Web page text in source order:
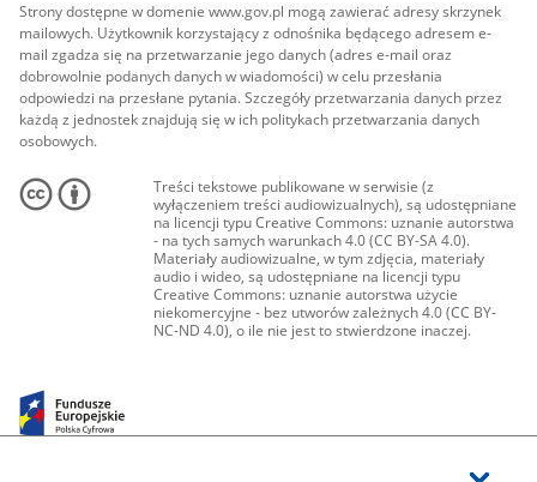
Strony dostępne w domenie www.gov.pl mogą zawierać adresy skrzynek
mailowych. Użytkownik korzystający z odnośnika będącego adresem e-
mail zgadza się na przetwarzanie jego danych (adres e-mail oraz
dobrowolnie podanych danych w wiadomości) w celu przesłania
odpowiedzi na przesłane pytania. Szczegóły przetwarzania danych przez
każdą z jednostek znajdują się w ich politykach przetwarzania danych
osobowych.
Treści tekstowe publikowane w serwisie (z
wyłączeniem treści audiowizualnych), są udostępniane
na licencji typu Creative Commons: uznanie autorstwa
- na tych samych warunkach 4.0 (CC BY-SA 4.0).
Materiały audiowizualne, w tym zdjęcia, materiały
audio i wideo, są udostępniane na licencji typu
Creative Commons: uznanie autorstwa użycie
niekomercyjne - bez utworów zależnych 4.0 (CC BY-
NC-ND 4.0), o ile nie jest to stwierdzone inaczej.